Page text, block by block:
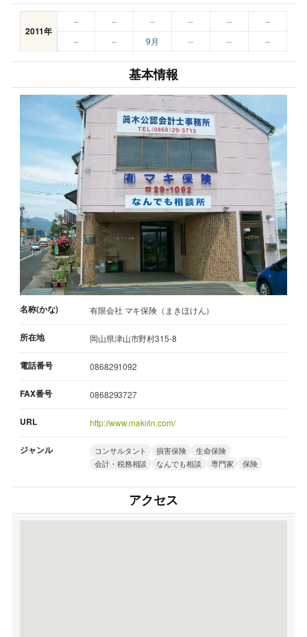
2011年
– – – – –
–
–
– 9月 – – –
基本情報
名称(かな) 有限会社 マキ保険（まきほけん）
所在地 岡山県津山市野村315-8
電話番号 0868291092
FAX番号 0868293727
URL http://www.makirin.com/
ジャンル コンサルタント 損害保険
生命保険
会計・税務相談
なんでも相談 専門家 保険
アクセス